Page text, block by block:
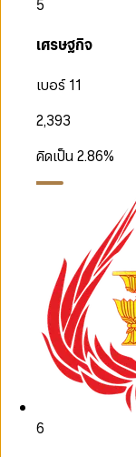
5
เศรษฐกิจ
เบอร์ 11
2,393
คิดเป็น2.86%
6